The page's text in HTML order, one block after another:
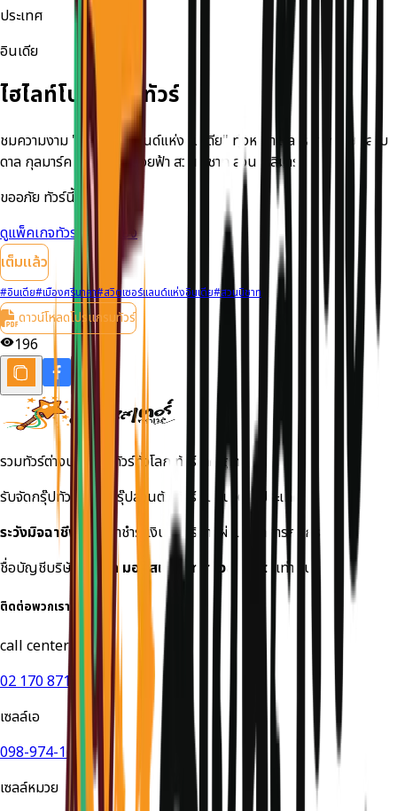
ประเทศ
อินเดีย
ไฮไลท์โปรแกรมทัวร์
ชมความงาม "สวิตเซอร์แลนด์แห่งอินเดีย" ทุ่งหญ้า Saffaron ทะเลสาบ
ดาล กุลมาร์ค นั่งกระเช้าลอยฟ้า สวนนิชาท สวนชาลิมาร์
ขออภัย ทัวร์นี้เต็มแล้ว
ดูแพ็คเกจทัวร์ที่ใกล้เคียง
เต็มแล้ว
#อินเดีย#เมืองศรีนาคา#สวิตเซอร์แลนด์แห่งอินเดีย#สวนนิชาท
ดาวน์โหลดโปรแกรมทัวร์
196
รวมทัวร์ต่างประเทศ ทัวร์ทั่วโลก ทัวร์ราคาถูก
รับจัดกรุ๊ปทัวร์เหมา กรุ๊ปส่วนตัว ทัวร์สัมมนาต่างประเทศ
ระวังมิจฉาชีพ!
กรุณาชำระเงินค่าบริการผ่านธนาคารกสิกร
ชื่อบัญชีบริษัท
บริษัท มอนสเตอร์ ทราเวล จำกัด เท่านั้น
ติดต่อพวกเรา
call center
02 170 8714
เซลล์เอ
098-974-1649
เซลล์หมวย